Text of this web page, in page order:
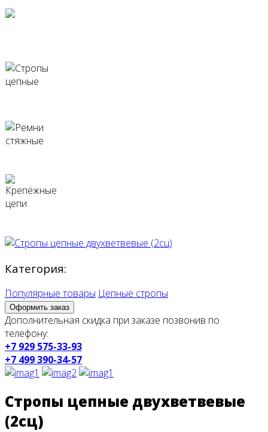
Категория:
Популярные товары Цепные стропы
Оформить заказ
Дополнительная скидка при заказе позвонив по
телефону:
+7 929 575-33-93
+7 499 390-34-57
Стропы цепные двухветвевые
(2сц)